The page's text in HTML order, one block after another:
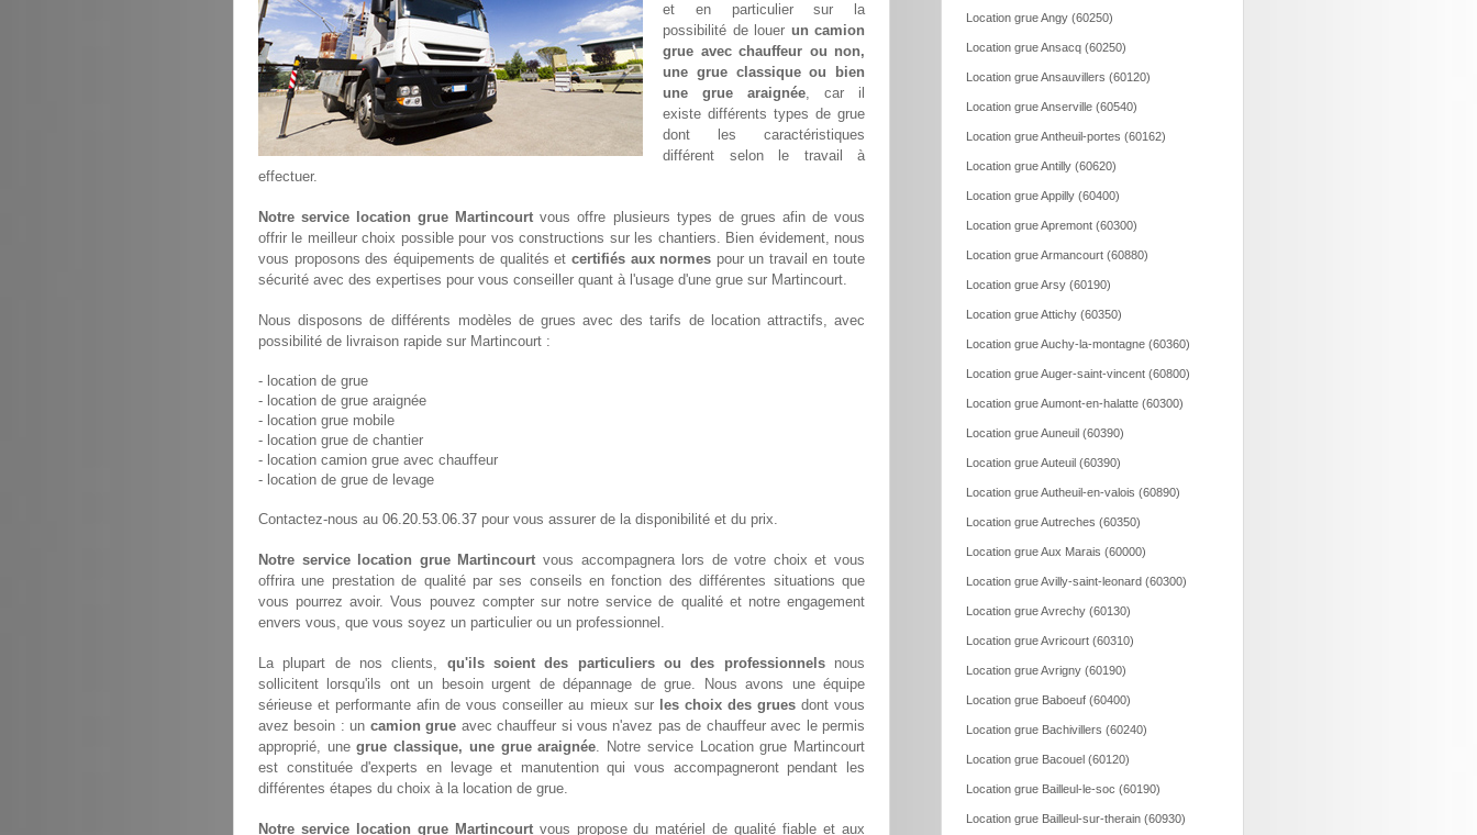
et en particulier sur la
possibilité de louer un camion
grue avec chauffeur ou non,
une grue classique ou bien
une grue araignée, car il
existe différents types de grue
dont les caractéristiques
différent selon le travail à
effectuer.
Notre service location grue Martincourt vous offre plusieurs types de grues afin de vous
offrir le meilleur choix possible pour vos constructions sur les chantiers. Bien évidement, nous
vous proposons des équipements de qualités et certifiés aux normes pour un travail en toute
sécurité avec des expertises pour vous conseiller quant à l'usage d'une grue sur Martincourt.
Nous disposons de différents modèles de grues avec des tarifs de location attractifs, avec
possibilité de livraison rapide sur Martincourt :
- location de grue
- location de grue araignée
- location grue mobile
- location grue de chantier
- location camion grue avec chauffeur
- location de grue de levage
Contactez-nous au 06.20.53.06.37 pour vous assurer de la disponibilité et du prix.
Notre service location grue Martincourt vous accompagnera lors de votre choix et vous
offrira une prestation de qualité par ses conseils en fonction des différentes situations que
vous pourrez avoir. Vous pouvez compter sur notre service de qualité et notre engagement
envers vous, que vous soyez un particulier ou un professionnel.
La plupart de nos clients, qu'ils soient des particuliers ou des professionnelsnous
sollicitent lorsqu'ils ont un besoin urgent de dépannage de grue. Nous avons une équipe
sérieuse et performante afin de vous conseiller au mieux sur les choix des gruesdont vous
avez besoin : un camion grue avec chauffeur si vous n'avez pas de chauffeur avec le permis
approprié, unegrue classique, une grue araignée. Notre service Location grue Martincourt
est constituée d'experts en levage et manutention qui vous accompagneront pendant les
différentes étapes du choix à la location de grue.
Notre service location grue Martincourtvous propose du matériel de qualité fiable et aux
Location grue Angy (60250)
Location grue Ansacq (60250)
Location grue Ansauvillers (60120)
Location grue Anserville (60540)
Location grue Antheuil-portes (60162)
Location grue Antilly (60620)
Location grue Appilly (60400)
Location grue Apremont (60300)
Location grue Armancourt (60880)
Location grue Arsy (60190)
Location grue Attichy (60350)
Location grue Auchy-la-montagne (60360)
Location grue Auger-saint-vincent (60800)
Location grue Aumont-en-halatte (60300)
Location grue Auneuil (60390)
Location grue Auteuil (60390)
Location grue Autheuil-en-valois (60890)
Location grue Autreches (60350)
Location grue Aux Marais (60000)
Location grue Avilly-saint-leonard (60300)
Location grue Avrechy (60130)
Location grue Avricourt (60310)
Location grue Avrigny (60190)
Location grue Baboeuf (60400)
Location grue Bachivillers (60240)
Location grue Bacouel (60120)
Location grue Bailleul-le-soc (60190)
Location grue Bailleul-sur-therain (60930)